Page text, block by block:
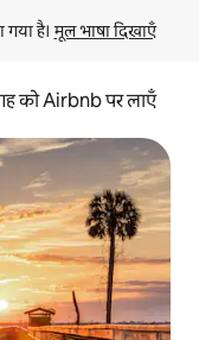
गया है। मूल भाषा दिखाएँ
को Airbnb पर लाएँ